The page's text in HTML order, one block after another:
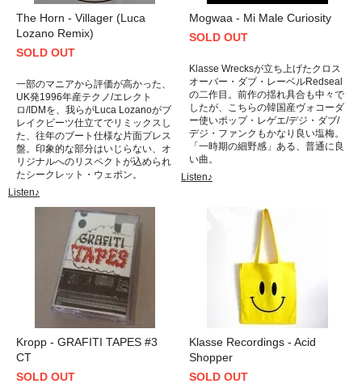
The Horn - Villager (Luca
Lozano Remix)
SOLD OUT
一部のマニアから評価が高かった、
UK発1996年産テクノ/エレクト
ロ/IDMを、我らがLuca Lozanoがブ
レイクビーツ仕立てでリミックスし
た、往年のブート仕様な片面プレス
盤。印象的な部分はいじらない、オ
リジナルへのリスペクトが込められ
たシークレット・ウェポン。
Listen♪
Mogwaa - Mi Male Curiosity
SOLD OUT
Klasse Wrecksが立ち上げたクロス
オーバー・ダブ・レーベルRedseal
の二作目。前作の揺れ具合も中々で
したが、こちらの韓国産ヴォコーダ
ー使いポップ・レゲエ/デジ・ダブ/
デジ・ファンクもかなり良い塩梅。
「一時期の細野感」ある、普通に良
い曲。
Listen♪
Kropp - GRAFITI TAPES #3
CT
SOLD OUT
Klasse Recordings - Acid
Shopper
SOLD OUT